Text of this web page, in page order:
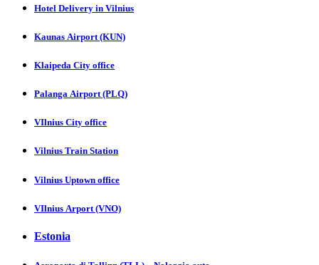
Hotel Delivery in Vіlnіus
Kaunas Аіrport (KUN)
Klaipeda City offiсе
Palanga Аіrport (PLQ)
VIlnius City оfficе
Vilnius Trаin Stаtion
Vilnius Uptown оfficе
VIlnius Аrport (VNO)
Estonia